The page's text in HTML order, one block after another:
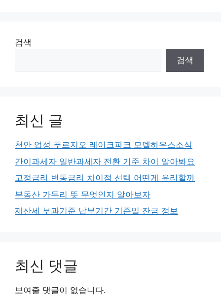
검색
검색
최신 글
천안 업성 푸르지오 레이크파크 모델하우스소식
간이과세자 일반과세자 전환 기준 차이 알아봐요
고정금리 변동금리 차이점 선택 어떤게 유리할까
부동산 가두리 뜻 무엇인지 알아보자
재산세 부과기준 납부기간 기준일 잔금 정보
최신 댓글
보여줄 댓글이 없습니다.